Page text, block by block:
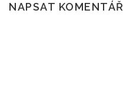
NAPSAT KOMENTÁŘ